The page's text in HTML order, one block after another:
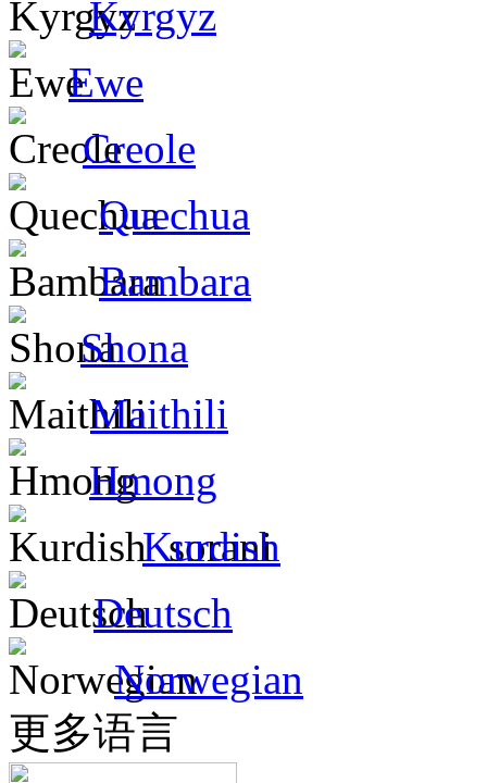
Kyrgyz
Ewe
Creole
Quechua
Bambara
Shona
Maithili
Hmong
Kurdish
Deutsch
Norwegian
更多语言